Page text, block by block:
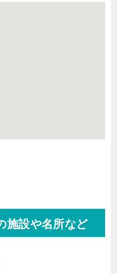
施設や名所など